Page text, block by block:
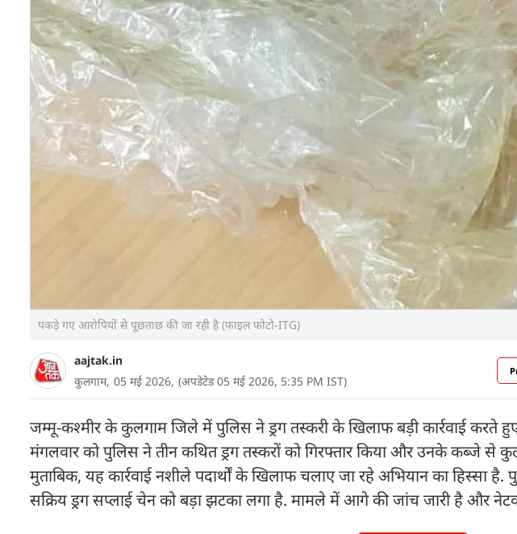
पकड़े गए आरोपियों से पूछताछ की जा रही है (फाइल फोटो-ITG)
aajtak.in
कुलगाम, 05 मई 2026, (अपडेटेड 05 मई 2026, 5:35 PM IST)
जम्मू-कश्मीर के कुलगाम जिले में पुलिस ने ड्रग तस्करी के खिलाफ बड़ी कार्रवाई करते
मंगलवार को पुलिस ने तीन कथित ड्रग तस्करों को गिरफ्तार किया और उनके कब्जे से
मुताबिक, यह कार्रवाई नशीले पदार्थों के खिलाफ चलाए जा रहे अभियान का
सक्रिय ड्रग सप्लाई चेन को बड़ा झटका लगा है. मामले में आगे की जांच जारी है और